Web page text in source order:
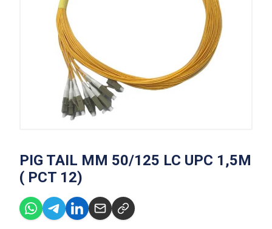
PIG TAIL MM 50/125 LC UPC 1,5M
( PCT 12)